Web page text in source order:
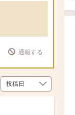
通報する